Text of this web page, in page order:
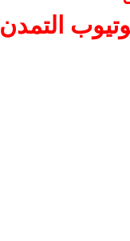
التمدن